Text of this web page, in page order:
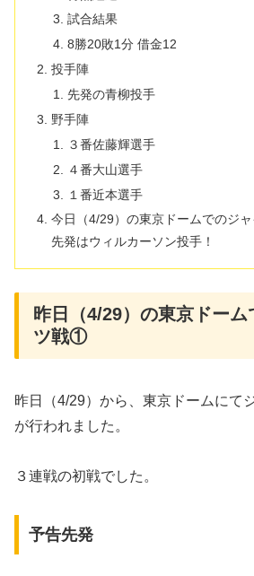
試合結果
8勝20敗1分 借金12
投手陣
先発の青柳投手
野手陣
３番佐藤輝選手
４番大山選手
１番近本選手
今日（4/29）の東京ドームでのジ
先発はウィルカーソン投手！
昨日（4/29）の東京ドー
ツ戦①
昨日（4/29）から、東京ドームにて
が行われました。
３連戦の初戦でした。
予告先発